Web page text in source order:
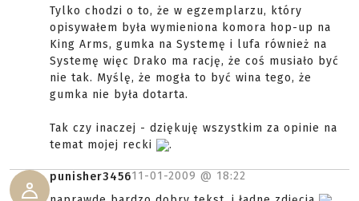
Tylko chodzi o to, że w egzemplarzu, który
opisywałem była wymieniona komora hop-up na
King Arms, gumka na Systemę i lufa również na
Systemę więc Drako ma rację, że coś musiało być
nie tak. Myślę, że mogła to być wina tego, że
gumka nie była dotarta.
Tak czy inaczej - dziękuję wszystkim za opinie na
temat mojej recki
.
punisher345611-01-2009 @ 18:22